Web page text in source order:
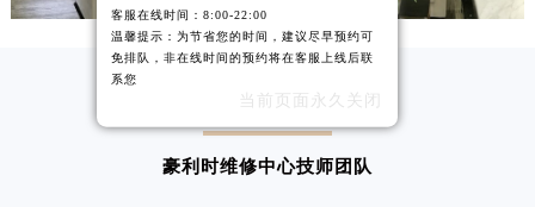
TEAM
豪利时维修中心技师团队
客服在线时间：8:00-22:00
温馨提示：为节省您的时间，建议尽早预约可
免排队，非在线时间的预约将在客服上线后联
系您
当前页面永久关闭